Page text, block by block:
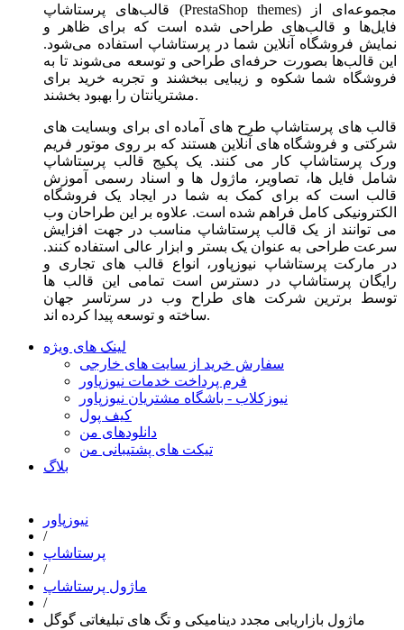
قالب‌های پرستاشاپ (PrestaShop themes) مجموعه‌ای از
فایل‌ها و قالب‌های طراحی شده است که برای ظاهر و
نمایش فروشگاه آنلاین شما در پرستاشاپ استفاده می‌شود.
این قالب‌ها بصورت حرفه‌ای طراحی و توسعه می‌شوند تا به
فروشگاه شما شکوه و زیبایی ببخشند و تجربه خرید برای
مشتریانتان را بهبود بخشند.
قالب های پرستاشاپ طرح های آماده ای برای وبسایت های
شرکتی و فروشگاه های آنلاین هستند که بر روی موتور فریم
ورک پرستاشاپ کار می کنند. یک پکیج قالب پرستاشاپ
شامل فایل ها، تصاویر، ماژول ها و اسناد رسمی آموزش
قالب است که برای کمک به شما در ایجاد یک فروشگاه
الکترونیکی کامل فراهم شده است. علاوه بر این طراحان وب
می توانند از یک قالب پرستاشاپ مناسب در جهت افزایش
سرعت طراحی به عنوان یک بستر و ابزار عالی استفاده کنند.
در مارکت پرستاشاپ نیوزپاور، انواع قالب های تجاری و
رایگان پرستاشاپ در دسترس است تمامی این قالب ها
توسط برترین شرکت های طراح وب در سرتاسر جهان
ساخته و توسعه پیدا کرده اند.
لینک های ویژه
سفارش خرید از سایت های خارجی
فرم پرداخت خدمات نیوزپاور
نیوزکلاب - باشگاه مشتریان نیوزپاور
کیف پول
دانلودهای من
تیکت های پشتیبانی من
بلاگ
نیوزپاور
/
پرستاشاپ
/
ماژول پرستاشاپ
/
ماژول بازاریابی مجدد دینامیکی و تگ های تبلیغاتی گوگل